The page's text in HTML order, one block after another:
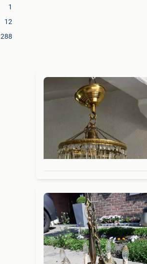
1
12
288